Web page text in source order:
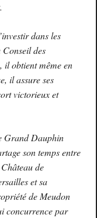
dans les
des
il obtient même en
il assure ses
victorieux et
Grand Dauphin
son temps entre
de
et sa
de Meudon
concurrence par